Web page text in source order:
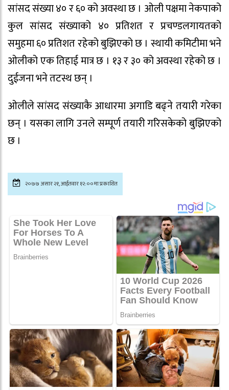
सांसद संख्या ४० र ६० को अवस्था छ । ओली पक्षमा नेकपाको
कुल सांसद संख्याको ४० प्रतिशत र प्रचण्डलगायतको
समुहमा ६० प्रतिशत रहेको बुझिएको छ । स्थायी कमिटीमा भने
ओलीको एक तिहाई मात्र छ । १३ र ३० को अवस्था रहेको छ ।
दुईजना भने तटस्थ छन् ।
ओलीले सांसद संख्याकै आधारमा अगाडि बढ्ने तयारी गरेका
छन् । यसका लागि उनले सम्पूर्ण तयारी गरिसकेको बुझिएको
छ ।
२०७७ असार २१, आईतवार १२:००मा प्रकाशित